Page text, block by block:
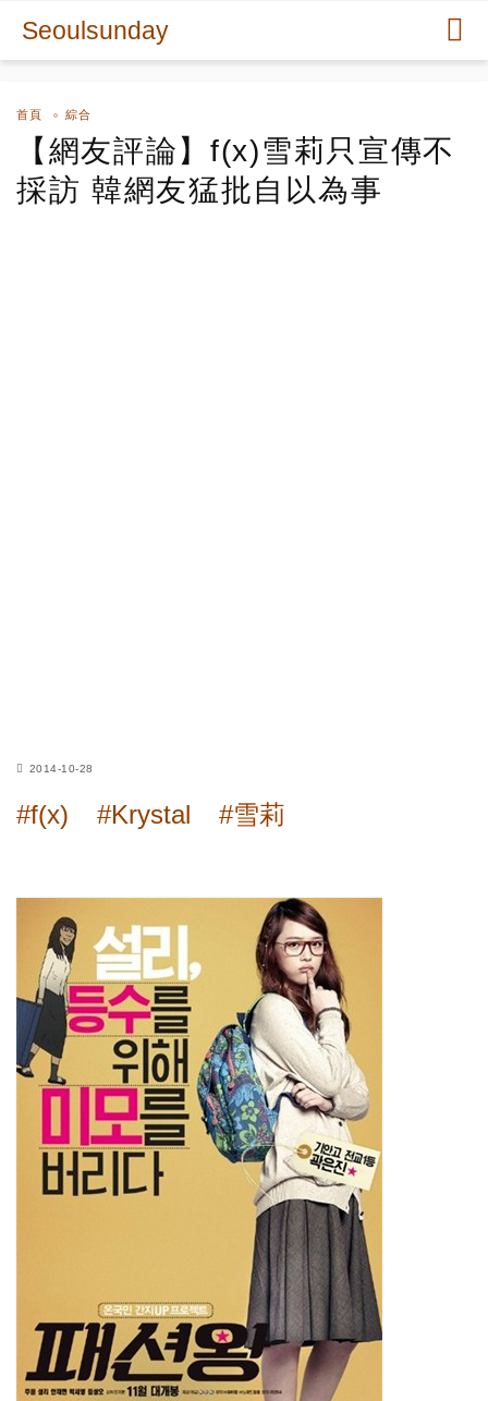
Seoulsunday
首頁 綜合
【網友評論】f(x)雪莉只宣傳不
採訪 韓網友猛批自以為事
2014-10-28
#f(x) #Krystal #雪莉